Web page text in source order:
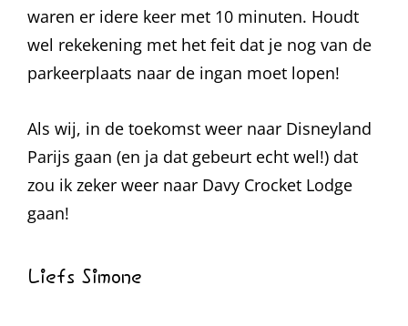
waren er idere keer met 10 minuten. Houdt
wel rekekening met het feit dat je nog van de
parkeerplaats naar de ingan moet lopen!
Als wij, in de toekomst weer naar Disneyland
Parijs gaan (en ja dat gebeurt echt wel!) dat
zou ik zeker weer naar Davy Crocket Lodge
gaan!
Liefs Simone